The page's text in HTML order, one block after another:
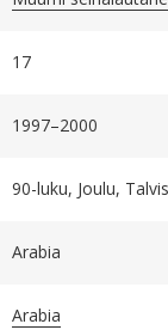
17
1997–2000
90-luku, Joulu,
Arabia
Arabia